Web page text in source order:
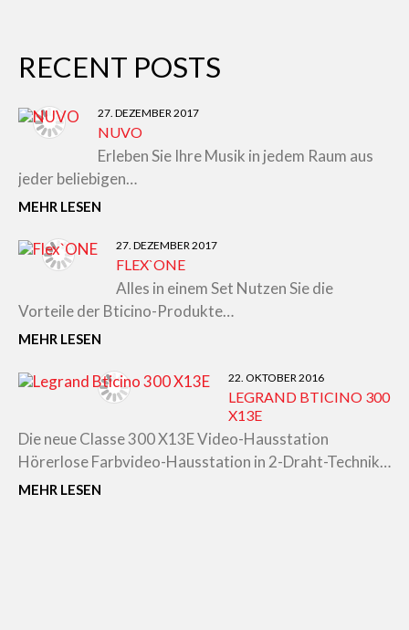
RECENT POSTS
27. DEZEMBER 2017
NUVO
Erleben Sie Ihre Musik in jedem Raum aus
jeder beliebigen…
MEHR LESEN
27. DEZEMBER 2017
FLEX`ONE
Alles in einem Set Nutzen Sie die
Vorteile der Bticino-Produkte…
MEHR LESEN
22. OKTOBER 2016
LEGRAND BTICINO 300
X13E
Die neue Classe 300 X13E Video-Hausstation
Hörerlose Farbvideo-Hausstation in 2-Draht-Technik…
MEHR LESEN